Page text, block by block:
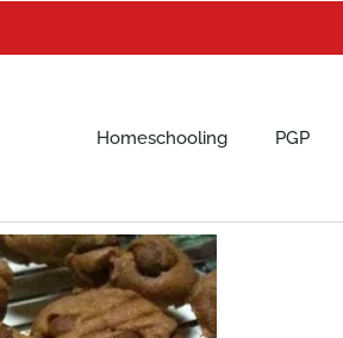
Homeschooling PGP